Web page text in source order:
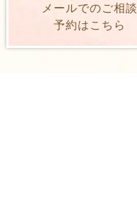
メールでのご相談
予約はこちら